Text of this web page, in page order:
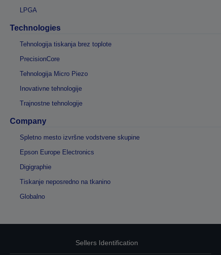
LPGA
Technologies
Tehnologija tiskanja brez toplote
PrecisionCore
Tehnologija Micro Piezo
Inovativne tehnologije
Trajnostne tehnologije
Company
Spletno mesto izvršne vodstvene skupine
Epson Europe Electronics
Digigraphie
Tiskanje neposredno na tkanino
Globalno
Sellers Identification